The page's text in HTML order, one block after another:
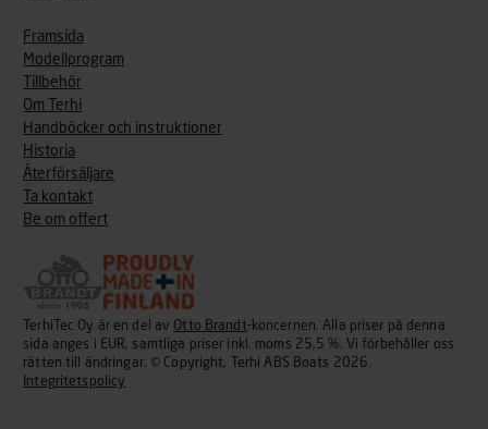
Framsida
Modellprogram
Tillbehör
Om Terhi
Handböcker och instruktioner
Historia
Återförsäljare
Ta kontakt
Be om offert
TerhiTec Oy är en del av Otto Brandt-koncernen. Alla priser på denna
sida anges i EUR, samtliga priser inkl. moms 25,5 %. Vi förbehåller oss
rätten till ändringar. © Copyright, Terhi ABS Boats 2026.
Integritetspolicy